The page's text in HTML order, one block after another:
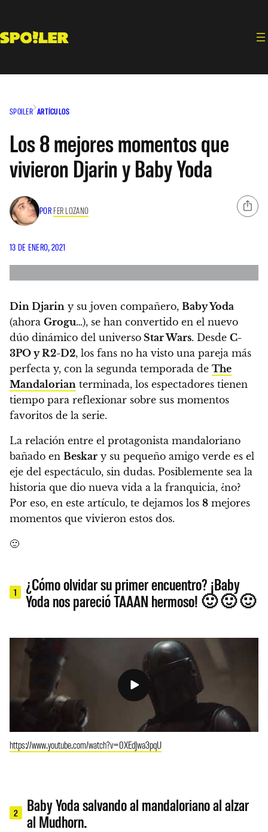
contenido
SPOILER ARTÍCULOS
Los 8 mejores momentos que
vivieron Djarin y Baby Yoda
POR FER LOZANO
13 DE ENERO, 2021
Din Djarin y su joven compañero, Baby Yoda
(ahora Grogu…), se han convertido en el nuevo
dúo dinámico del universo Star Wars. Desde C-
3PO y R2-D2, los fans no ha visto una pareja más
perfecta y, con la segunda temporada de The
Mandalorian terminada, los espectadores tienen
tiempo para reflexionar sobre sus momentos
favoritos de la serie.
La relación entre el protagonista mandaloriano
bañado en Beskar y su pequeño amigo verde es el
eje del espectáculo, sin dudas. Posiblemente sea la
historia que dio nueva vida a la franquicia, ¿no?
Por eso, en este artículo, te dejamos los 8 mejores
momentos que vivieron estos dos.
🙂
1
¿Cómo olvidar su primer encuentro? ¡Baby
Yoda nos pareció TAAAN hermoso! 🙂 🙂 🙂
https://www.youtube.com/watch?v=0XEdJwa3pqU
2
Baby Yoda salvando al mandaloriano al alzar
al Mudhorn.